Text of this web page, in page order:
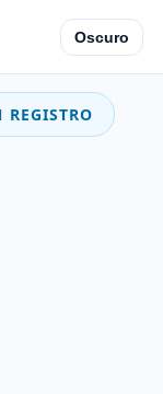
Oscuro